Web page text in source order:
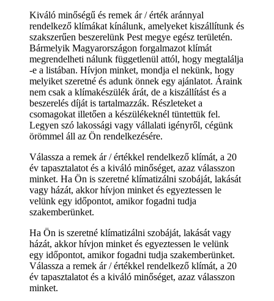
Kiváló minőségű és remek ár / érték aránnyal
rendelkező klímákat kínálunk, amelyeket kiszállítunk és
szakszerűen beszerelünk Pest megye egész területén.
Bármelyik Magyarországon forgalmazot klímát
megrendelheti nálunk függetlenül attól, hogy megtalálja
-e a listában. Hívjon minket, mondja el nekünk, hogy
melyiket szeretné és adunk önnek egy ajánlatot. Áraink
nem csak a klímakészülék árát, de a kiszállítást és a
beszerelés díját is tartalmazzák. Részleteket a
csomagokat illetően a készülékeknél tüntettük fel.
Legyen szó lakossági vagy vállalati igényről, cégünk
örömmel áll az Ön rendelkezésére.
Válassza a remek ár / értékkel rendelkező klímát, a 20
év tapasztalatot és a kiváló minőséget, azaz válasszon
minket. Ha Ön is szeretné klímatizálni szobáját, lakását
vagy házát, akkor hívjon minket és egyeztessen le
velünk egy időpontot, amikor fogadni tudja
szakemberünket.
Ha Ön is szeretné klímatizálni szobáját, lakását vagy
házát, akkor hívjon minket és egyeztessen le velünk
egy időpontot, amikor fogadni tudja szakemberünket.
Válassza a remek ár / értékkel rendelkező klímát, a 20
év tapasztalatot és a kiváló minőséget, azaz válasszon
minket.